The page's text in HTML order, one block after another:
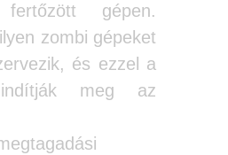
gépen.
zombi gépeket
és ezzel a
indítják meg az